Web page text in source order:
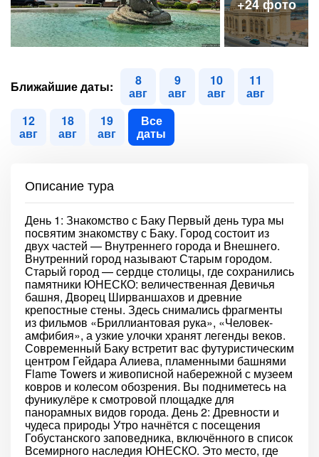
Ближайшие даты: 8
авг
9
авг
10
авг
11
авг
12
авг
18
авг
19
авг
Все
даты
Описание тура
День 1: Знакомство с Баку Первый день тура мы
посвятим знакомству с Баку. Город состоит из
двух частей — Внутреннего города и Внешнего.
Внутренний город называют Старым городом.
Старый город — сердце столицы, где сохранились
памятники ЮНЕСКО: величественная Девичья
башня, Дворец Ширваншахов и древние
крепостные стены. Здесь снимались фрагменты
из фильмов «Бриллиантовая рука», «Человек-
амфибия», а узкие улочки хранят легенды веков.
Современный Баку встретит вас футуристическим
центром Гейдара Алиева, пламенными башнями
Flame Towers и живописной набережной с музеем
ковров и колесом обозрения. Вы подниметесь на
фуникулёре к смотровой площадке для
панорамных видов города. День 2: Древности и
чудеса природы Утро начнётся с посещения
Гобустанского заповедника, включённого в список
Всемирного наследия ЮНЕСКО. Это место, где